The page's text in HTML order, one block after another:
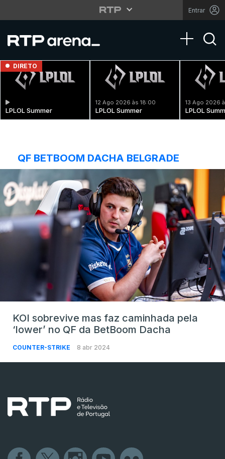
Entrar
Toggle
DIRETO
LPLOL Summer
12 Ago 2026 às 18:00
LPLOL Summer
13 Ago 2026
LPLOL
QF BETBOOM DACHA BELGRADE
KOI sobrevive mas faz caminhada pela
‘lower’ no QF da BetBoom Dacha
COUNTER-STRIKE 8 abr 2024